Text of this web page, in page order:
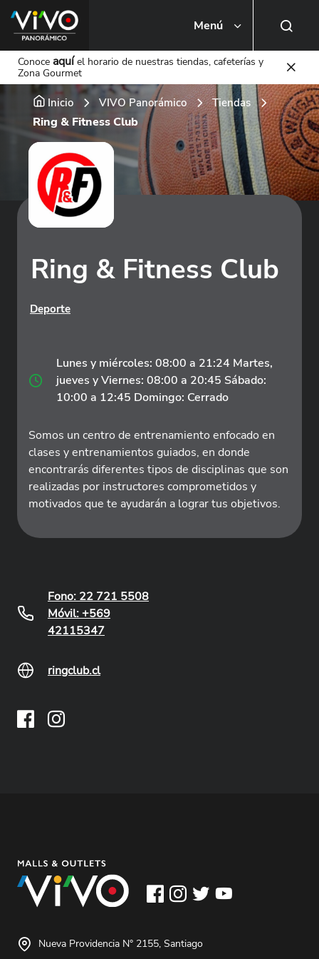
Menú
Busca una tienda o local
Conoce aquíel horario de nuestras tiendas, cafeterías y
Zona Gourmet
Inicio VIVO Panorámico Tiendas
Ring & Fitness Club
Ring & Fitness Club
Deporte
Lunes y miércoles: 08:00 a 21:24 Martes,
jueves y Viernes: 08:00 a 20:45 Sábado:
10:00 a 12:45 Domingo: Cerrado
Somos un centro de entrenamiento enfocado en
clases y entrenamientos guiados, en donde
encontrarás diferentes tipos de disciplinas que son
realizadas por instructores comprometidos y
motivados que te ayudarán a lograr tus objetivos.
Fono: 22 721 5508
Móvil: +569
42115347
ringclub.cl
Nueva Providencia N° 2155, Santiago